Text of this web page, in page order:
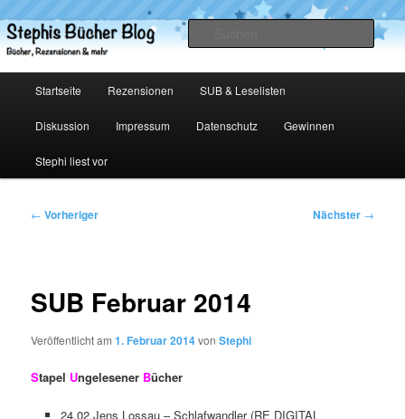
primären
Inhalt
Stephis Bücher Blog
Startseite Rezensionen SUB & Leselisten
Diskussion Impressum Datenschutz Gewinnen
Stephi liest vor
Beitragsnavigation
← Vorheriger Nächster →
SUB Februar 2014
Veröffentlicht am1. Februar 2014vonStephi
Stapel Ungelesener Bücher
24.02.Jens Lossau – Schlafwandler (RE DIGITAL